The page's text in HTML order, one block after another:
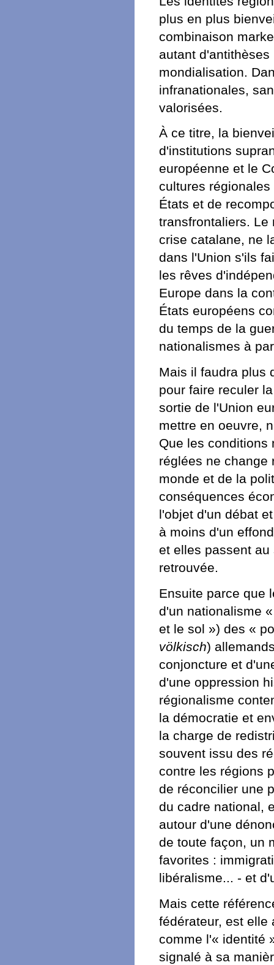
plus en plus
combinaison
autant
mondialisation.
infranationales,
valorisées.
À ce titre, la
d'institutions
européenne et le
cultures
États et de
transfrontaliers. Le
crise catalane, ne
dans l'Union s'ils
les rêves
Europe dans la
États européens
du temps de la
nationalismes à
Mais il faudra plus
pour faire reculer
sortie de l'Union
mettre en oeuvre,
Que les conditions
réglées ne change
monde et de la
conséquences
l'objet d'un débat
à moins d'un
et elles passent
retrouvée.
Ensuite parce que
d'un nationalisme
et le sol ») des «
völkisch)
conjoncture et
d'une oppression
régionalisme
la démocratie et
la charge de
souvent issu des
contre les régions
de réconcilier une
du cadre national,
autour d'une
de toute façon, un
favorites :
libéralisme... - et
Mais cette
fédérateur, est elle
comme l'« identité
signalé à sa